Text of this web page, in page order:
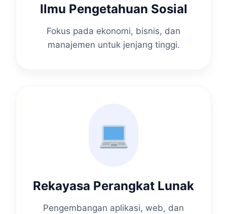
Ilmu Pengetahuan Sosial
Fokus pada ekonomi, bisnis, dan
manajemen untuk jenjang tinggi.
Rekayasa Perangkat Lunak
Pengembangan aplikasi, web, dan